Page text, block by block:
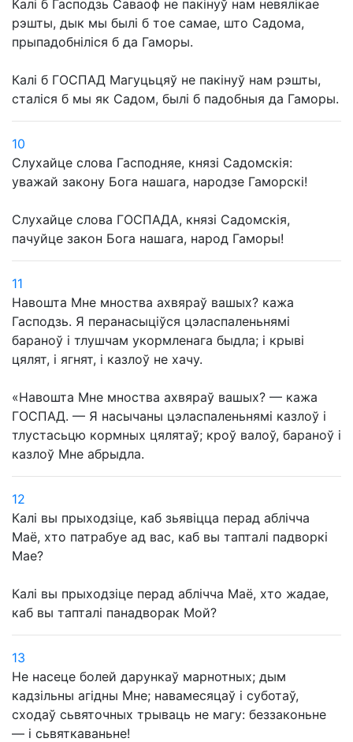
Калі б Гасподзь Саваоф не пакінуў нам невялікае
рэшты, дык мы былі б тое самае, што Садома,
прыпадобніліся б да Гаморы.
Калі б ГОСПАД Магуцьцяў не пакінуў нам рэшты,
сталіся б мы як Садом, былі б падобныя да Гаморы.
10
Слухайце слова Гасподняе, князі Садомскія:
уважай закону Бога нашага, народзе Гаморскі!
Слухайце слова ГОСПАДА, князі Садомскія,
пачуйце закон Бога нашага, народ Гаморы!
11
Навошта Мне мноства ахвяраў вашых? кажа
Гасподзь. Я перанасыціўся цэласпаленьнямі
бараноў і тлушчам укормленага быдла; і крыві
цялят, і ягнят, і казлоў не хачу.
«Навошта Мне мноства ахвяраў вашых? — кажа
ГОСПАД. — Я насычаны цэласпаленьнямі казлоў і
тлустасьцю кормных цялятаў; кроў валоў, бараноў і
казлоў Мне абрыдла.
12
Калі вы прыходзіце, каб зьявіцца перад аблічча
Маё, хто патрабуе ад вас, каб вы тапталі падворкі
Мае?
Калі вы прыходзіце перад аблічча Маё, хто жадае,
каб вы тапталі панадворак Мой?
13
Не насеце болей дарункаў марнотных; дым
кадзільны агідны Мне; навамесяцаў і суботаў,
сходаў сьвяточных трываць не магу: беззаконьне
— і сьвяткаваньне!